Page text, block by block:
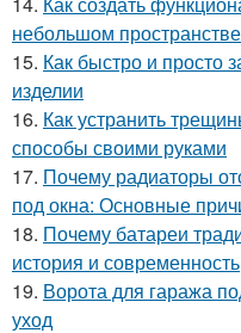
небольшом пространстве
15. Как быстро и просто
изделии
16. Как устранить
способы своими руками
17. Почему радиаторы
под окна: Основные
18. Почему батареи
история и современность
19. Ворота для гаража
уход